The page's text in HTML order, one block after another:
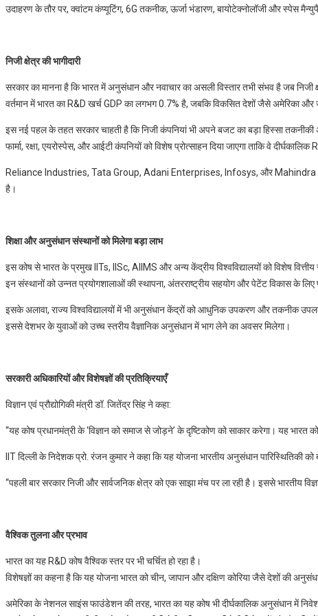
उदाहरण के तौर पर, क्वांटम कंप्यूटिंग, 6G तकनीक, ऊर्जा भंडारण, बायोटेक्नोलॉजी और स्पेस
निजी क्षेत्र की भागीदारी
सरकार का मानना है कि भारत में अनुसंधान और नवाचार का असली विस्तार तभी संभव है जब
वर्तमान में भारत का R&D खर्च GDP का लगभग 0.7% है, जबकि विकसित देशों जैसे अमेरिका
इस नई पहल के तहत सरकार चाहती है कि निजी कंपनियां भी अपने बजट का बड़ा हिस्सा
फार्मा, रक्षा, एयरोस्पेस, और आईटी कंपनियों को विशेष प्रोत्साहन दिया जाएगा ताकि वे
Reliance Industries, Tata Group, Adani Enterprises, Infosys, और Mahindra
है।
शिक्षा और अनुसंधान संस्थानों को मिलेगा बड़ा लाभ
इस कोष से भारत के प्रमुख IITs, IISc, AIIMS और अन्य केंद्रीय विश्वविद्यालयों को विशेष वित्तीय
इन संस्थानों को उन्नत प्रयोगशालाओं की स्थापना, अंतरराष्ट्रीय सहयोग और पेटेंट विकास के लिए
इसके अलावा, राज्य विश्वविद्यालयों में भी अनुसंधान केंद्रों को आधुनिक उपकरण और तकनीक
इससे देशभर के युवाओं को उच्च स्तरीय वैज्ञानिक अनुसंधान में भाग लेने का अवसर मिलेगा।
सरकारी अधिकारियों और विशेषज्ञों की प्रतिक्रियाएँ
विज्ञान एवं प्रौद्योगिकी मंत्री डॉ. जितेंद्र सिंह ने कहा:
“यह कोष प्रधानमंत्री के ‘विज्ञान को समाज से जोड़ने’ के दृष्टिकोण को साकार करेगा। यह भारत को
IIT दिल्ली के निदेशक प्रो. रंजन कुमार ने कहा कि यह योजना भारतीय अनुसंधान पारिस्थितिकी को
“पहली बार सरकार निजी और सार्वजनिक क्षेत्र को एक साझा मंच पर ला रही है। इससे भारतीय
वैश्विक तुलना और प्रभाव
भारत का यह R&D कोष वैश्विक स्तर पर भी चर्चित हो रहा है।
विशेषज्ञों का कहना है कि यह योजना भारत को चीन, जापान और दक्षिण कोरिया जैसे देशों की
अमेरिका के नेशनल साइंस फाउंडेशन की तरह, भारत का यह कोष भी दीर्घकालिक अनुसंधान में